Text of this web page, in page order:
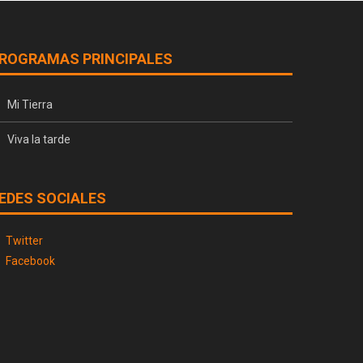
PRINCIPALES
Mi Tierra
Viva la tarde
SOCIALES
Twitter
Facebook